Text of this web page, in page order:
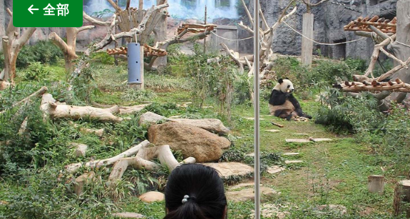
全部